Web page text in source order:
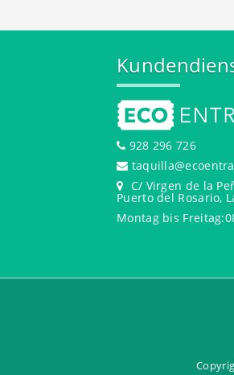
928 296 726
C/ Virgen de la
Puerto del Rosario,
Montag bis